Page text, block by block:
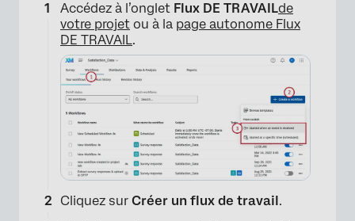
Accédez à l’onglet Flux DE TRAVAILde
votre projet ou à la page autonome Flux
DE TRAVAIL.
Cliquez sur Créer un flux de travail.